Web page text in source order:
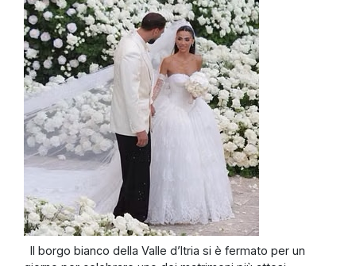
Il borgo bianco della Valle d’Itria si è fermato per un